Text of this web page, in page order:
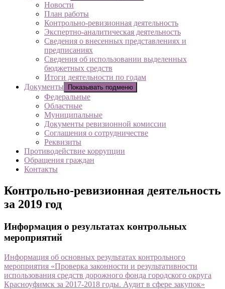
Новости
План работы
Контрольно-ревизионная деятельность
Экспертно-аналитическая деятельность
Сведения о внесенных представлениях и
предписаниях
Сведения об использовании выделенных
бюджетных средств
Итоги деятельности по годам
Документы
Показывать подменю
Федеральные
Областные
Муниципальные
Документы ревизионной комиссии
Соглашения о сотрудничестве
Реквизиты
Противодействие коррупции
Обращения граждан
Контакты
Контрольно-ревизионная деятельность
за 2019 год
Информация о результатах контрольных
мероприятий
Информация об основных результатах контрольного
мероприятия «Проверка законности и результативности
использования средств дорожного фонда городского округа
Красноуфимск за 2017-2018 годы. Аудит в сфере закупок»